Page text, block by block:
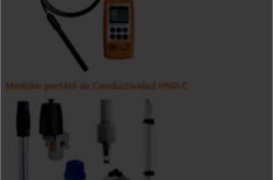
Medidor portátil de Conductividad HND-C